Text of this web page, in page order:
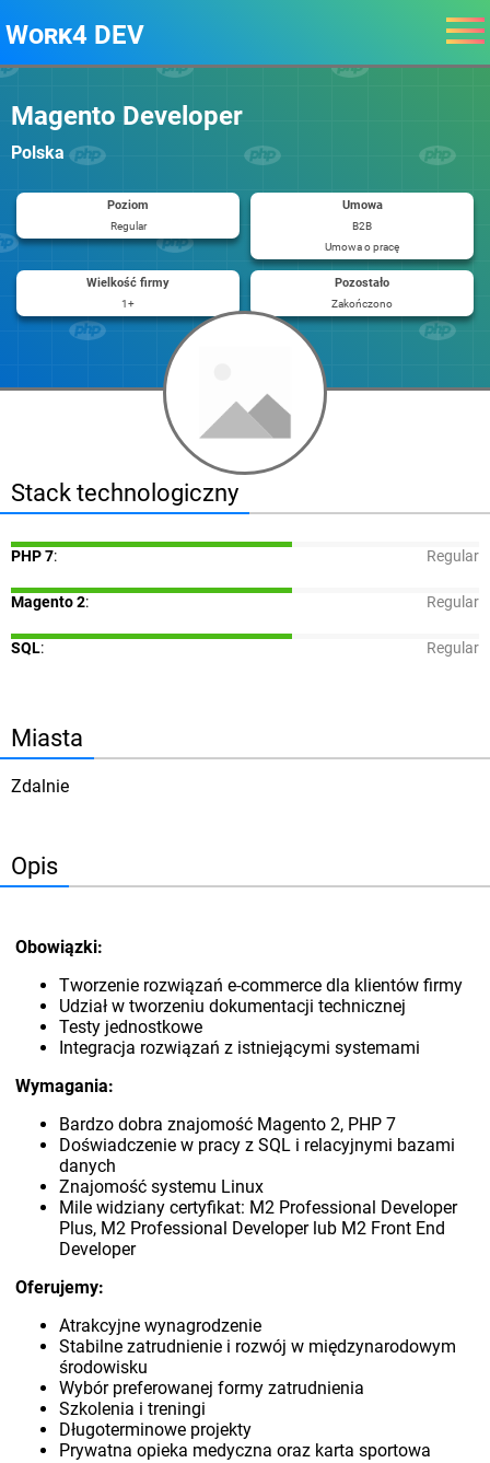
Work4 DEV
Magento Developer
Polska
Poziom
Regular
Umowa
B2B
Umowa o pracę
Wielkość firmy
1+
Pozostało
Zakończono
Stack technologiczny
PHP 7: Regular
Magento 2: Regular
SQL: Regular
Miasta
Zdalnie
Opis
Obowiązki:
Tworzenie rozwiązań e-commerce dla klientów firmy
Udział w tworzeniu dokumentacji technicznej
Testy jednostkowe
Integracja rozwiązań z istniejącymi systemami
Wymagania:
Bardzo dobra znajomość Magento 2, PHP 7
Doświadczenie w pracy z SQL i relacyjnymi bazami
danych
Znajomość systemu Linux
Mile widziany certyfikat: M2 Professional Developer
Plus, M2 Professional Developer lub M2 Front End
Developer
Oferujemy:
Atrakcyjne wynagrodzenie
Stabilne zatrudnienie i rozwój w międzynarodowym
środowisku
Wybór preferowanej formy zatrudnienia
Szkolenia i treningi
Długoterminowe projekty
Prywatna opieka medyczna oraz karta sportowa